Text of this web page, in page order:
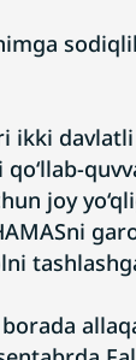
ikki
joy